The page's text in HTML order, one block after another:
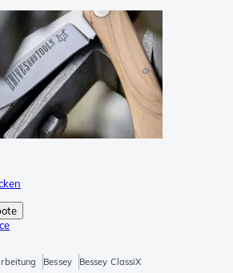
Bessey Bessey ClassiX